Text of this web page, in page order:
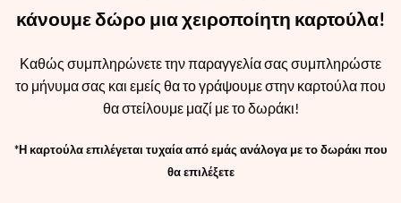
κάνουμε δώρο μια χειροποίητη καρτούλα!
Καθώς συμπληρώνετε την παραγγελία σας συμπληρώστε
το μήνυμα σας και εμείς θα το γράψουμε στην καρτούλα που
θα στείλουμε μαζί με το δωράκι!
*Η καρτούλα επιλέγεται τυχαία από εμάς ανάλογα με το δωράκι που
θα επιλέξετε